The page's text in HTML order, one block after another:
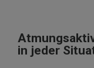
in jeder